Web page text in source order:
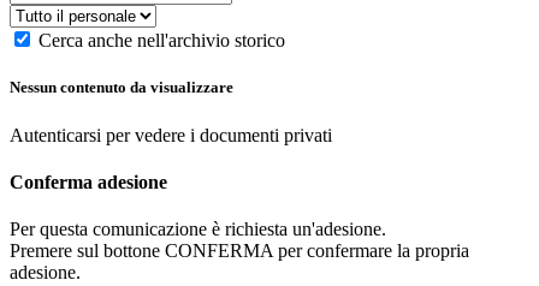
Cerca anche nell'archivio storico
Nessun contenuto da visualizzare
Autenticarsi per vedere i documenti privati
Conferma adesione
Per questa comunicazione è richiesta un'adesione.
Premere sul bottone CONFERMA per confermare la propria
adesione.